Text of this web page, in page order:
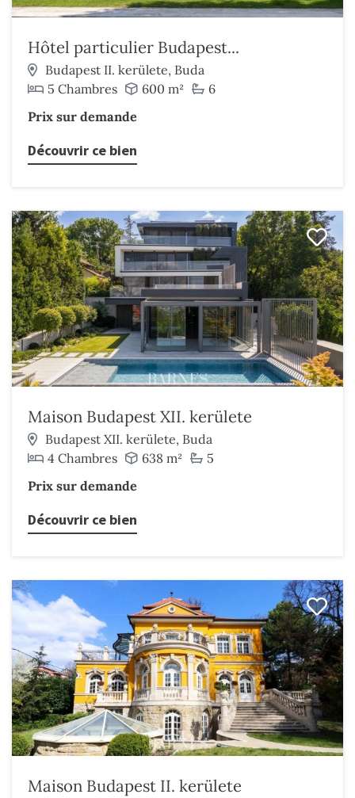
Hôtel particulier Budapest...
Budapest II. kerülete, Buda
5 Chambres
600 m²
6
Prix sur demande
Découvrir ce bien
Maison Budapest XII. kerülete
Budapest XII. kerülete, Buda
4 Chambres
638 m²
5
Prix sur demande
Découvrir ce bien
Maison Budapest II. kerülete